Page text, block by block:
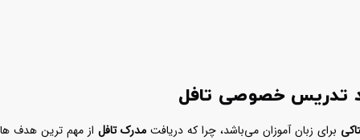
تدریس خصوصی تافل
برای زبان آموزان می‌باشد، چرا که دریافت مدرک تافل از مهم ترین هدف